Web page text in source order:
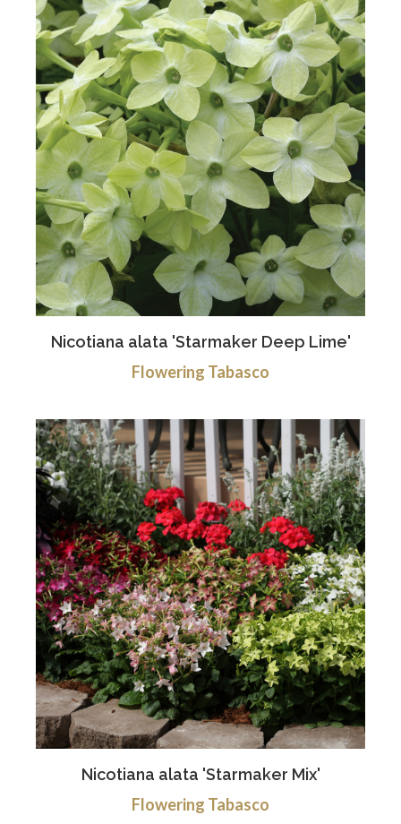
Nicotiana alata 'Starmaker Deep Lime'
Flowering Tabasco
Nicotiana alata 'Starmaker Mix'
Flowering Tabasco